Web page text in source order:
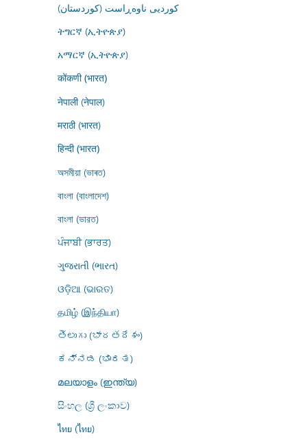
کوردیی ناوەڕاست (کوردستان)
ትግርኛ (ኢትዮጵያ)
አማርኛ (ኢትዮጵያ)
कोंकणी (भारत)
नेपाली (नेपाल)
मराठी (भारत)
हिन्दी (भारत)
অসমীয়া (ভাৰত)
বাংলা (বাংলাদেশ)
বাংলা (ভারত)
ਪੰਜਾਬੀ (ਭਾਰਤ)
ગુજરાતી (ભારત)
ଓଡ଼ିଆ (ଭାରତ)
தமிழ் (இந்தியா)
తెలుగు (భారతదేశం)
ಕನ್ನಡ (ಭಾರತ)
മലയാളം (ഇന്ത്യ)
සිංහල (ශ්‍රී ලංකාව)
ไทย (ไทย)